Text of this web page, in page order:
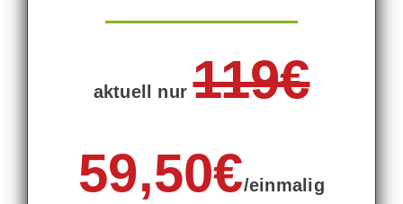
aktuell nur119€
59,50€/einmalig